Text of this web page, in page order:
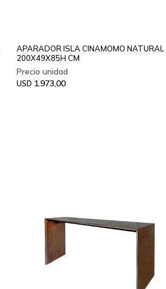
APARADOR ISLA CINAMOMO NATURAL
200X49X85H CM
USD 1.973,00